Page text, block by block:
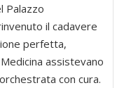
Palazzo
il cadavere
perfetta,
assistevano
con cura.